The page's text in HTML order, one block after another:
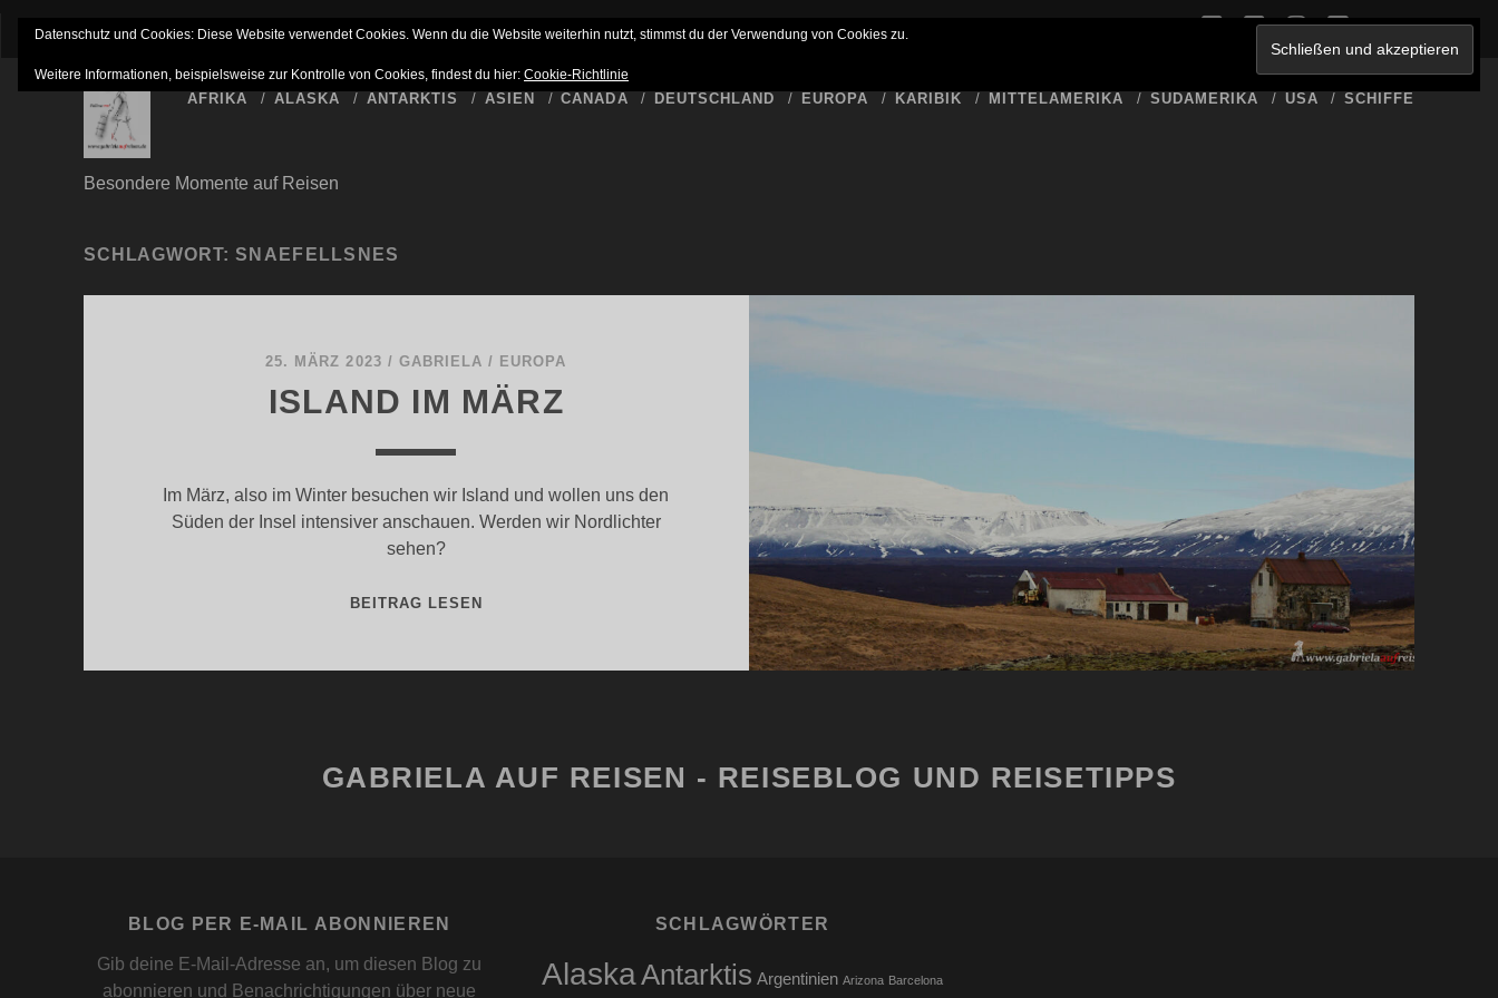
IMPRESSUM NETTIQUETTE HAFTUNGSAUSSCHLUSS BUCKET LIST WER SCHREIBT HIER DATENSCHUTZERKLÄRUNG twitterfacebook
instagram
youtube
Besondere Momente auf Reisen
AFRIKA ALASKA ANTARKTIS ASIEN CANADA DEUTSCHLAND EUROPA KARIBIK MITTELAMERIKA SÜDAMERIKA USA SCHIFFE
SCHLAGWORT:SNAEFELLSNES
25. MÄRZ 2023 / GABRIELA / EUROPA
ISLAND IM MÄRZ
Im März, also im Winter besuchen wir Island und wollen uns den
Süden der Insel intensiver anschauen. Werden wir Nordlichter
sehen?
BEITRAG LESEN
GABRIELA AUF REISEN - REISEBLOG UND REISETIPPS
BLOG PER E-MAIL ABONNIEREN
Gib deine E-Mail-Adresse an, um diesen Blog zu
abonnieren und Benachrichtigungen über neue
SCHLAGWÖRTER
AlaskaAntarktis Argentinien Arizona Barcelona
Datenschutz und Cookies: Diese Website verwendet Cookies. Wenn du die Website weiterhin nutzt, stimmst du der Verwendung von Cookies zu.
Weitere Informationen, beispielsweise zur Kontrolle von Cookies, findest du hier: Cookie-Richtlinie